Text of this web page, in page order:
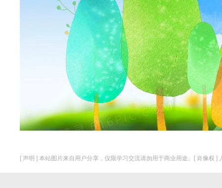
[ 声明 ] 本站图片来自用户分享，仅限学习交流请勿用于商业用途。[ 肖像权 ]